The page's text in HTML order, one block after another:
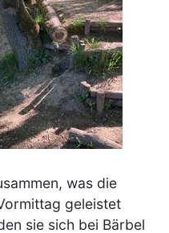
was die
geleistet
sie sich bei Bärbel